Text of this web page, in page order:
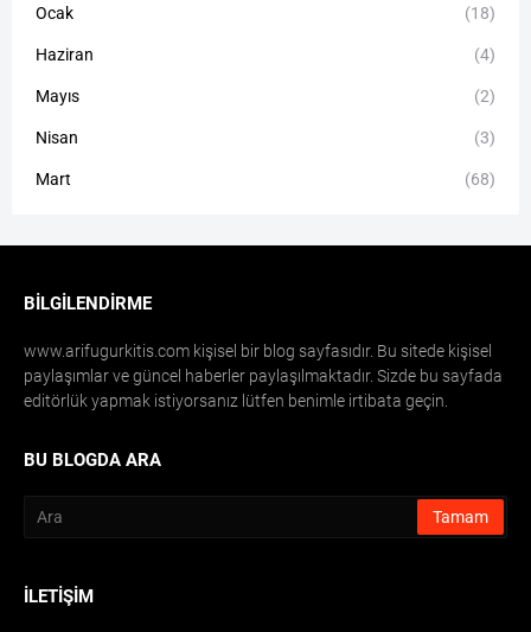
Ocak (18)
Haziran (4)
Mayıs (2)
Nisan (3)
Mart (68)
BILGILENDIRME
www.arifugurkitis.com kişisel bir blog sayfasıdır. Bu sitede kişisel
paylaşımlar ve güncel haberler paylaşılmaktadır. Sizde bu sayfada
editörlük yapmak istiyorsanız lütfen benimle irtibata geçin.
BU BLOGDA ARA
İLETIŞIM